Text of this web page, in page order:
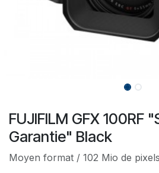
FUJIFILM GFX 100RF
Garantie" Black
Moyen format / 102 Mio de